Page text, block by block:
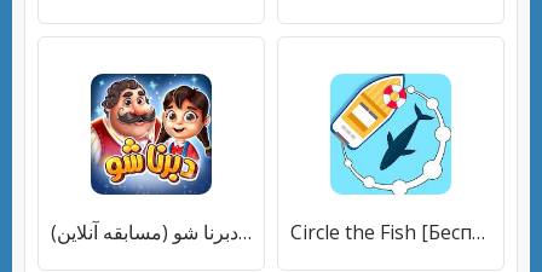
دبرنا شو (مسابقه آنلاین) [Бесплатные покупки] Circle the Fish [Бесплатные покупки]